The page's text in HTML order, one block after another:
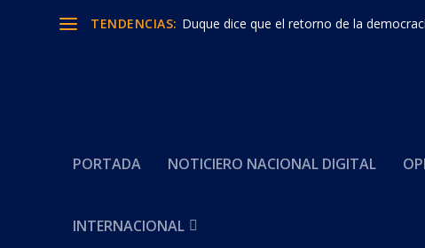
TENDENCIAS: Duque dice que el retorno de la
PORTADA NOTICIERO NACIONAL DIGITAL
INTERNACIONAL